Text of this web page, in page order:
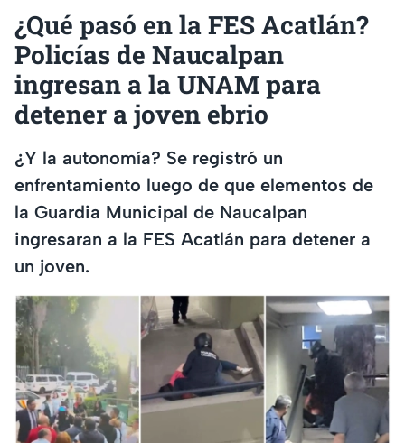
¿Qué pasó en la FES Acatlán?
Policías de Naucalpan
ingresan a la UNAM para
detener a joven ebrio
¿Y la autonomía? Se registró un
enfrentamiento luego de que elementos de
la Guardia Municipal de Naucalpan
ingresaran a la FES Acatlán para detener a
un joven.